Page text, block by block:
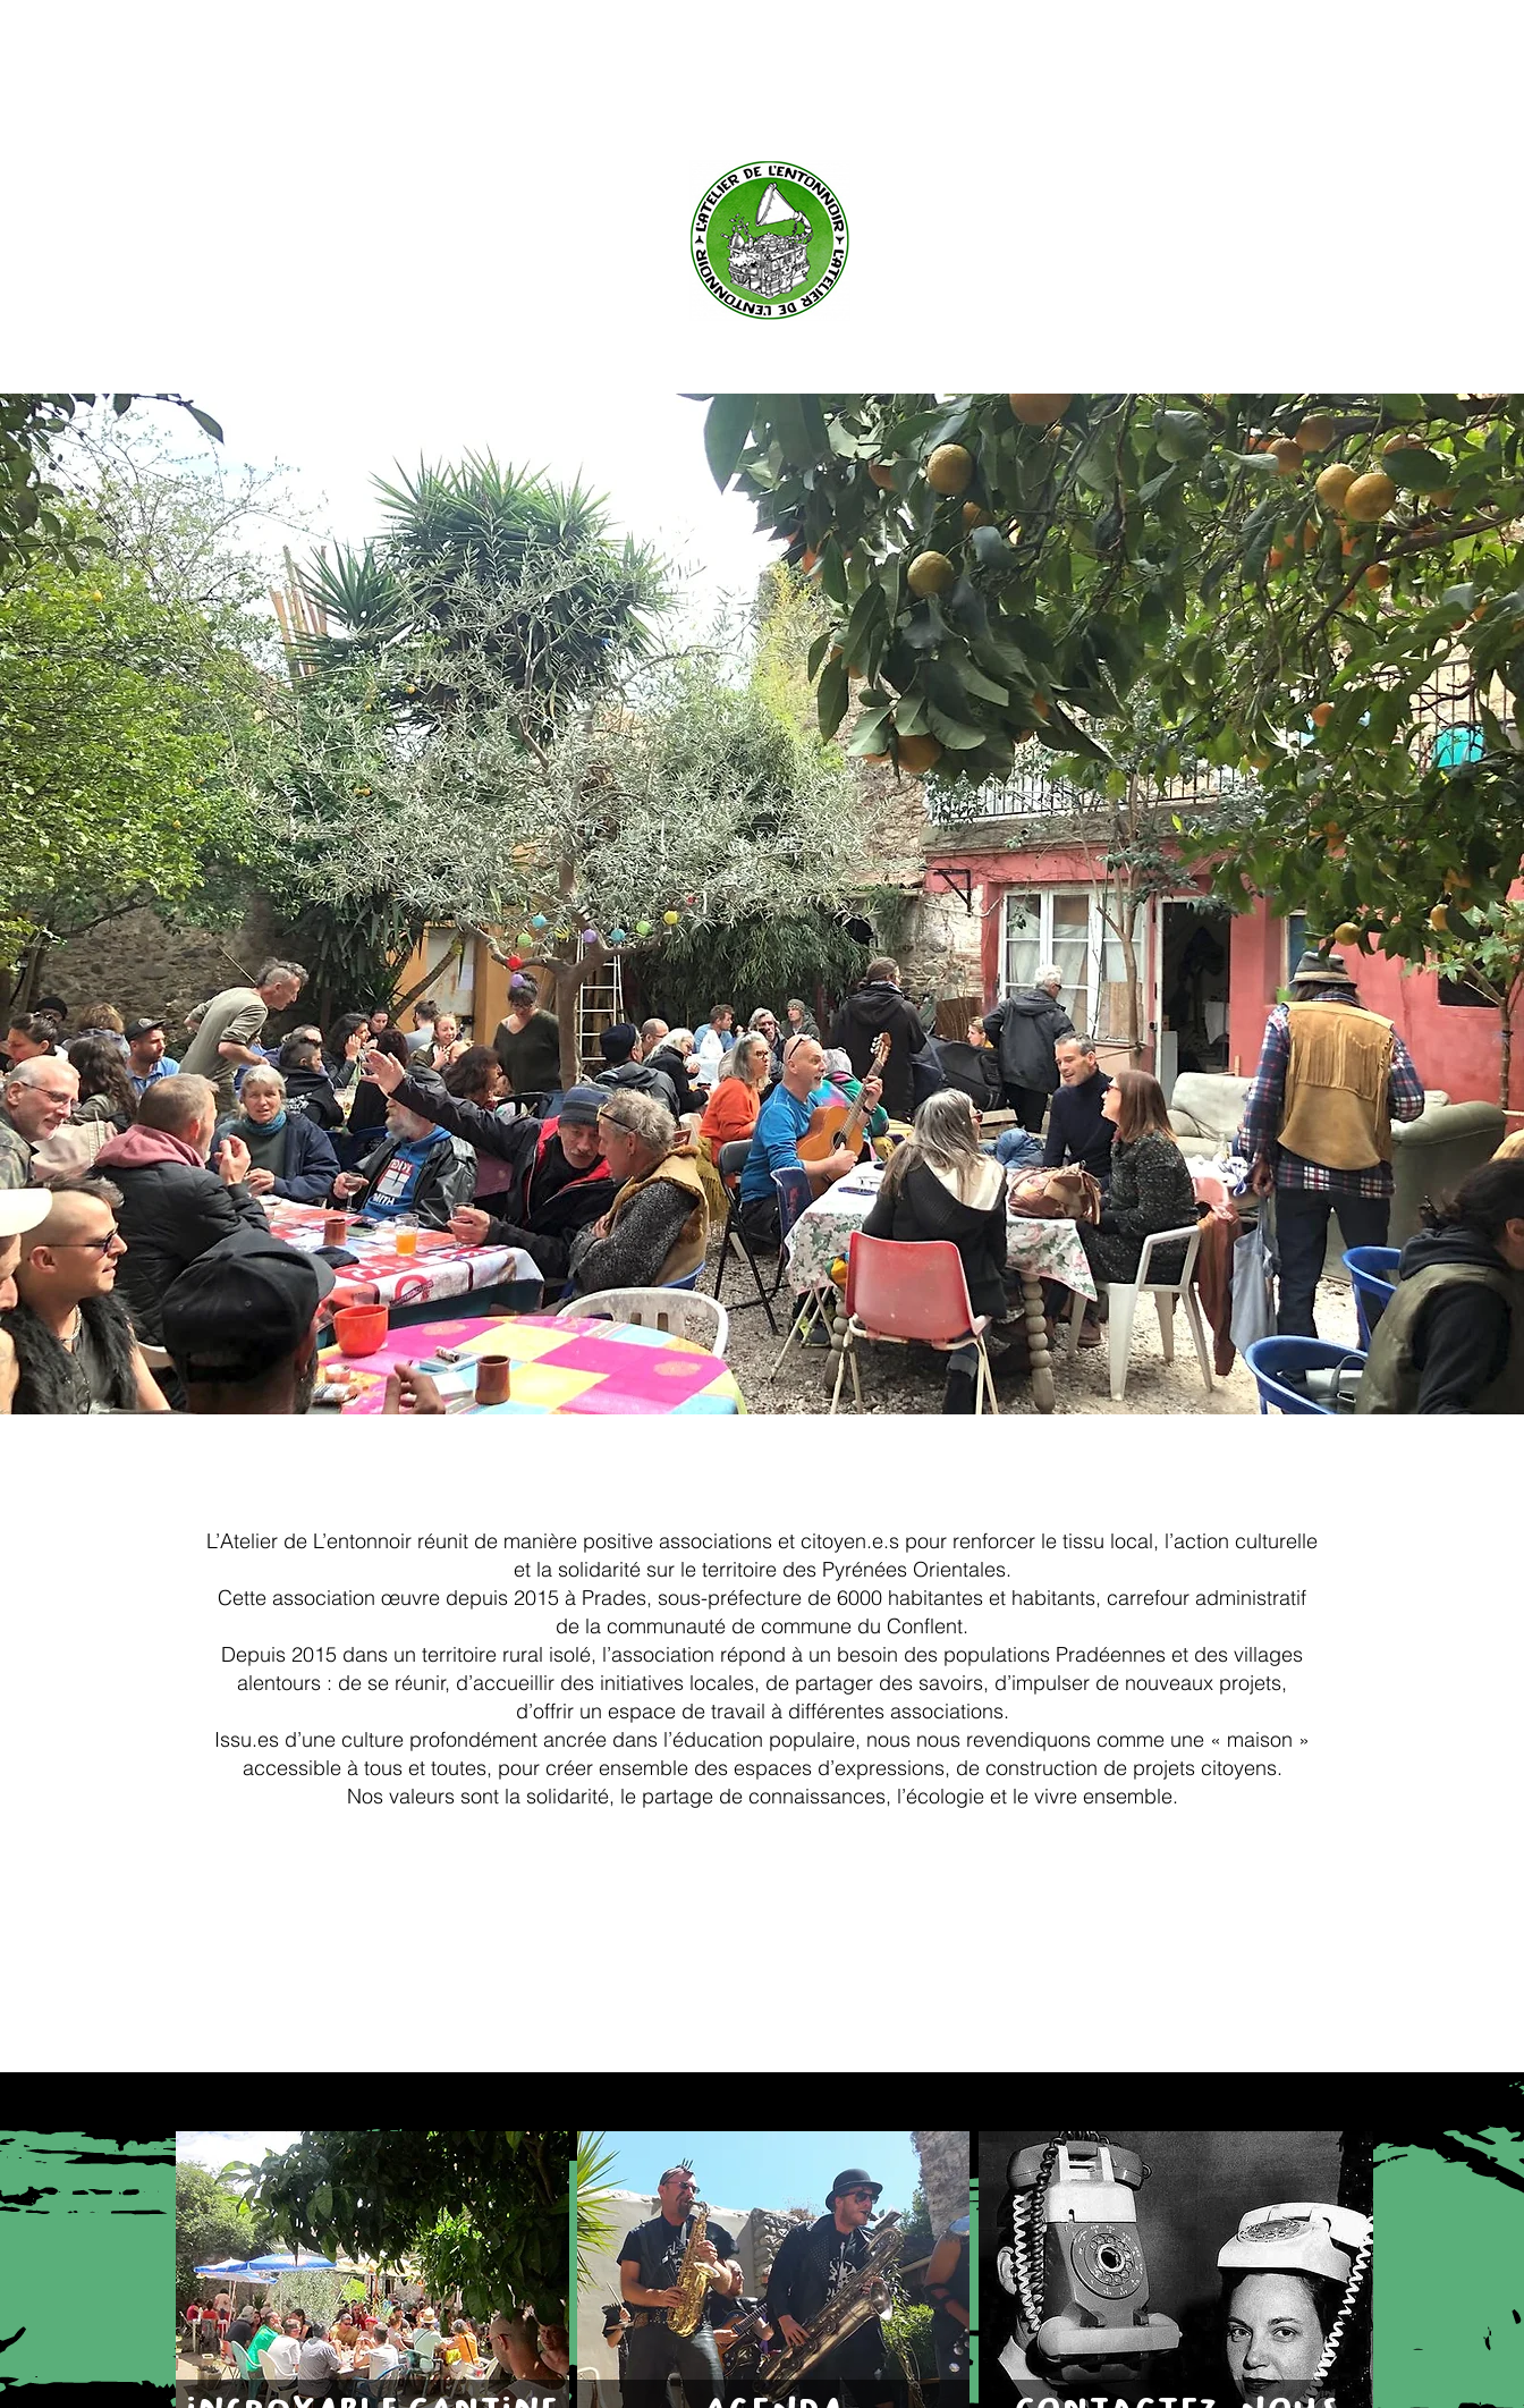
L’Atelier de L’entonnoir réunit de manière positive associations et citoyen.e.s pour renforcer le tissu local, l’action culturelle
et la solidarité sur le territoire des Pyrénées Orientales.
Cette association œuvre depuis 2015 à Prades, sous-préfecture de 6000 habitantes et habitants, carrefour administratif
de la communauté de commune du Conflent.
Depuis 2015 dans un territoire rural isolé, l’association répond à un besoin des populations Pradéennes et des villages
alentours : de se réunir, d’accueillir des initiatives locales, de partager des savoirs, d’impulser de nouveaux projets,
d’offrir un espace de travail à différentes associations.
Issu.es d’une culture profondément ancrée dans l’éducation populaire, nous nous revendiquons comme une « maison »
accessible à tous et toutes, pour créer ensemble des espaces d’expressions, de construction de projets citoyens.
Nos valeurs sont la solidarité, le partage de connaissances, l’écologie et le vivre ensemble.